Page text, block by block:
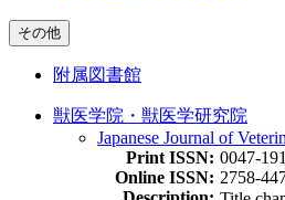
その他
附属図書館
獣医学院・獣医学研究院
Japanese Journal of
Print ISSN: 0047-
Online ISSN: 2758-